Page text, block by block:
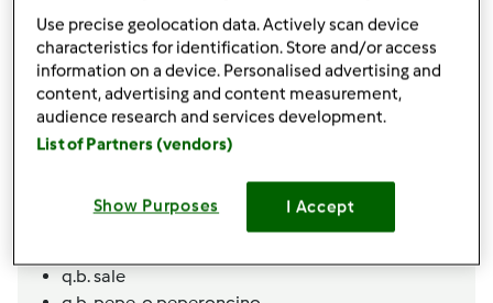
Ingredienti
Bruschettiamo
150grammiricotta vaccina
pomodori secchi morbidi
q.b.sale
Use precise geolocation data. Actively scan device
characteristics for identification. Store and/or access
information on a device. Personalised advertising and
content, advertising and content measurement,
audience research and services development.
List of Partners (vendors)
Show Purposes I Accept